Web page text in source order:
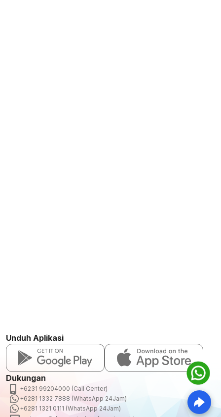
Dukungan
+6231 99204000 (Call Center)
+6281 1332 7888 (WhatsApp 24Jam)
+6281 1321 0111 (WhatsApp 24Jam)
Unduh Aplikasi